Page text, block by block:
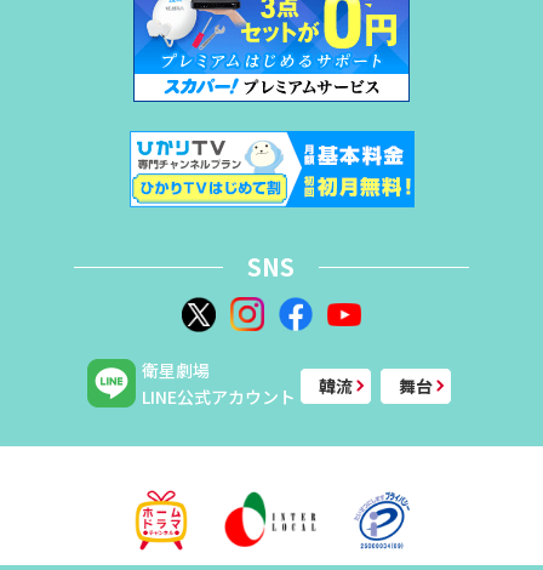
SNS
衛星劇場
LINE公式アカウント
韓流 舞台